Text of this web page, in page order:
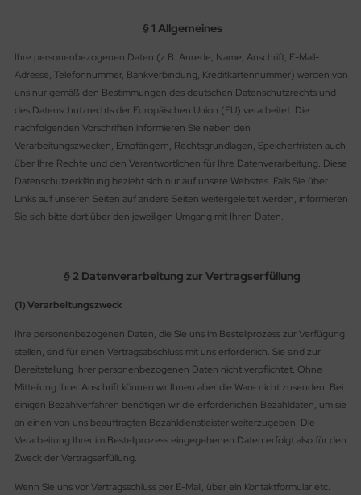
§ 1 Allgemeines
Ihre personenbezogenen Daten (z.B. Anrede, Name, Anschrift, E-Mail-
Adresse, Telefonnummer, Bankverbindung, Kreditkartennummer) werden von
uns nur gemäß den Bestimmungen des deutschen Datenschutzrechts und
des Datenschutzrechts der Europäischen Union (EU) verarbeitet. Die
nachfolgenden Vorschriften informieren Sie neben den
Verarbeitungszwecken, Empfängern, Rechtsgrundlagen, Speicherfristen auch
über Ihre Rechte und den Verantwortlichen für Ihre Datenverarbeitung. Diese
Datenschutzerklärung bezieht sich nur auf unsere Websites. Falls Sie über
Links auf unseren Seiten auf andere Seiten weitergeleitet werden, informieren
Sie sich bitte dort über den jeweiligen Umgang mit Ihren Daten.
§ 2 Datenverarbeitung zur Vertragserfüllung
(1) Verarbeitungszweck
Ihre personenbezogenen Daten, die Sie uns im Bestellprozess zur Verfügung
stellen, sind für einen Vertragsabschluss mit uns erforderlich. Sie sind zur
Bereitstellung Ihrer personenbezogenen Daten nicht verpflichtet. Ohne
Mitteilung Ihrer Anschrift können wir Ihnen aber die Ware nicht zusenden. Bei
einigen Bezahlverfahren benötigen wir die erforderlichen Bezahldaten, um sie
an einen von uns beauftragten Bezahldienstleister weiterzugeben. Die
Verarbeitung Ihrer im Bestellprozess eingegebenen Daten erfolgt also für den
Zweck der Vertragserfüllung.
Wenn Sie uns vor Vertragsschluss per E-Mail, über ein Kontaktformular etc.
22
30